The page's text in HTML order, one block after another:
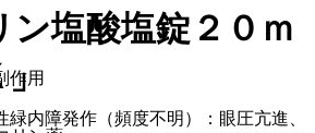
作用
内障発作（頻度不明）：眼圧亢進、
塩酸塩錠２０ｍ
」